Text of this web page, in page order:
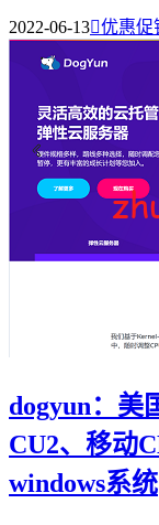
2022-06-13优惠促
dogyun：美
CU2、移动
windows系统